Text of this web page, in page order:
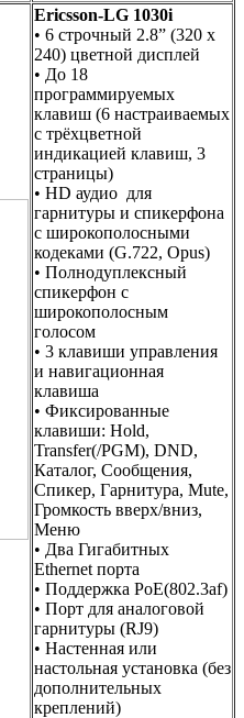
Ericsson-LG 1030i
• 6 строчный 2.8” (320 x
240) цветной дисплей
• До 18
программируемых
клавиш (6 настраиваемых
с трёхцветной
индикацией клавиш, 3
страницы)
• HD аудио для
гарнитуры и спикерфона
с широкополосными
кодеками (G.722, Opus)
• Полнодуплексный
спикерфон с
широкополосным
голосом
• 3 клавиши управления
и навигационная
клавиша
• Фиксированные
клавиши: Hold,
Transfer(/PGM), DND,
Каталог, Сообщения,
Спикер, Гарнитура, Mute,
Громкость вверх/вниз,
Меню
• Два Гигабитных
Ethernet порта
• Поддержка PoE(802.3af)
• Порт для аналоговой
гарнитуры (RJ9)
• Настенная или
настольная установка (без
дополнительных
креплений)